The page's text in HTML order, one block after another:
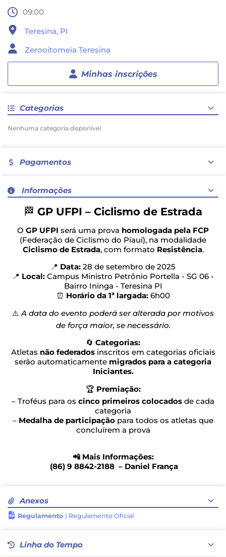
09:00
Teresina, PI
Zerooitomeia Teresina
Minhas inscrições
Categorias
Nenhuma categoria disponível
Pagamentos
Informações
🏁 GP UFPI – Ciclismo de Estrada
O GP UFPI será uma prova homologada pela FCP
(Federação de Ciclismo do Piauí), na modalidade
Ciclismo de Estrada, com formato Resistência.
📍 Data: 28 de setembro de 2025
📍 Local: Campus Ministro Petrônio Portella - SG 06 -
Bairro Ininga - Teresina PI
⏰ Horário da 1ª largada:6h00
⚠️A data do evento poderá ser alterada por motivos
de força maior, se necessário.
🔄 Categorias:
Atletas não federadosinscritos em categorias oficiais
serão automaticamente migrados para a categoria
Iniciantes.
🏆 Premiação:
– Troféus para os cinco primeiros colocados de cada
categoria
– Medalha de participação para todos os atletas que
concluírem a prova
📲 Mais Informações:
(86) 9 8842-2188 – Daniel França
Anexos
Regulamento | Regulamento Oficial
Linha do Tempo